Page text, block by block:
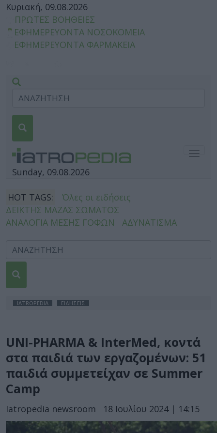
Κυριακή, 09.08.2026
ΠΡΩΤΕΣ ΒΟΗΘΕΙΕΣ
ΕΦΗΜΕΡΕΥΟΝΤΑ ΝΟΣΟΚΟΜΕΙΑ
ΕΦΗΜΕΡΕΥΟΝΤΑ ΦΑΡΜΑΚΕΙΑ
Sunday, 09.08.2026
HOT TAGS:
Όλες οι ειδήσεις
ΔΕΙΚΤΗΣ ΜΑΖΑΣ ΣΩΜΑΤΟΣ
ΑΝΑΛΟΓΙΑ ΜΕΣΗΣ ΓΟΦΩΝ
ΑΔΥΝΑΤΙΣΜΑ
IATROPEDIA ΕΙΔΗΣΕΙΣ
UNI-PHARMA & InterMed, κοντά
στα παιδιά των εργαζομένων: 51
παιδιά συμμετείχαν σε Summer
Camp
Iatropedia newsroom 18 Ιουλίου 2024 | 14:15